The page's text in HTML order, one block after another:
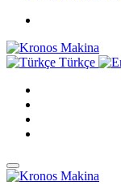
Türkçe